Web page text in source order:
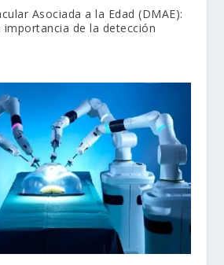
Asociada a la Edad (DMAE):
importancia de la detección